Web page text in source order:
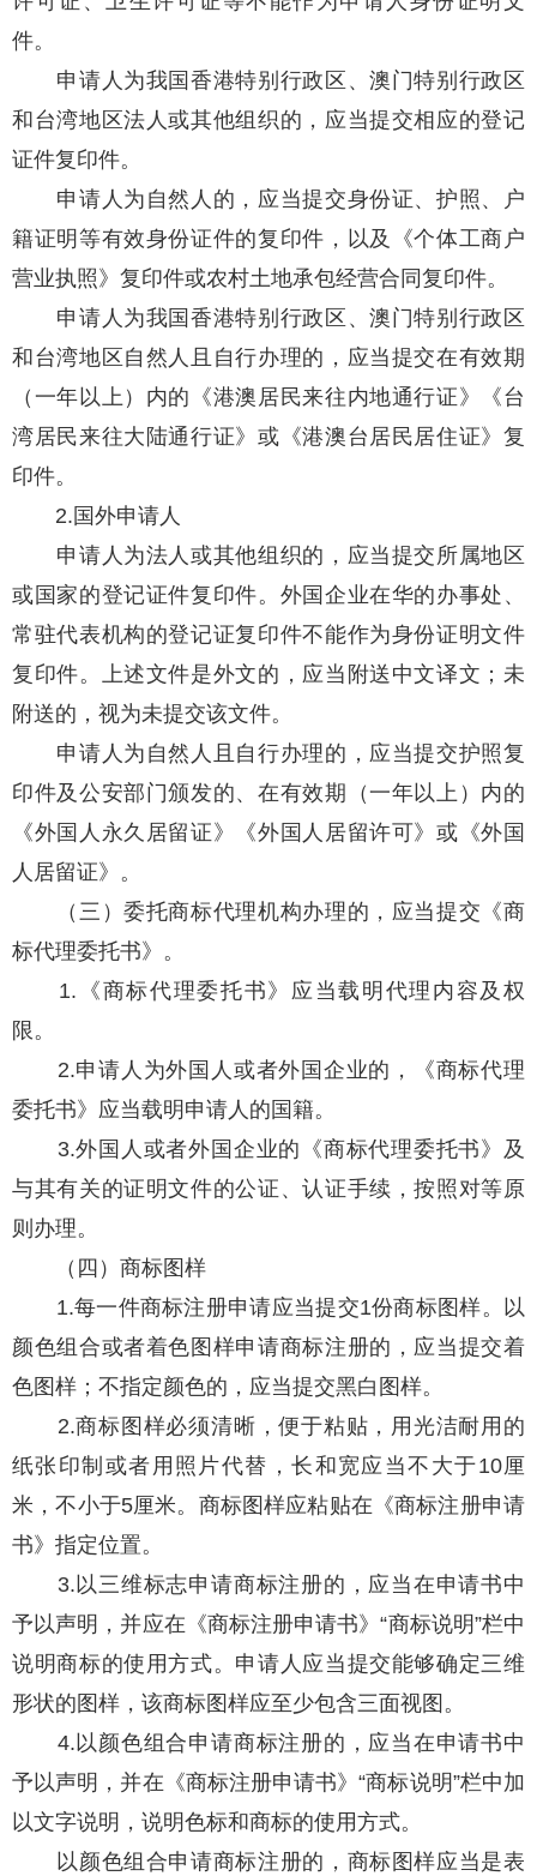
件。
申请人为我国香港特别行政区、澳门特别行政区
和台湾地区法人或其他组织的，应当提交相应的登记
证件复印件。
申请人为自然人的，应当提交身份证、护照、户
籍证明等有效身份证件的复印件，以及《个体工商户
营业执照》复印件或农村土地承包经营合同复印件。
申请人为我国香港特别行政区、澳门特别行政区
和台湾地区自然人且自行办理的，应当提交在有效期
（一年以上）内的《港澳居民来往内地通行证》《台
湾居民来往大陆通行证》或《港澳台居民居住证》复
印件。
2.国外申请人
申请人为法人或其他组织的，应当提交所属地区
或国家的登记证件复印件。外国企业在华的办事处、
常驻代表机构的登记证复印件不能作为身份证明文件
复印件。上述文件是外文的，应当附送中文译文；未
附送的，视为未提交该文件。
申请人为自然人且自行办理的，应当提交护照复
印件及公安部门颁发的、在有效期（一年以上）内的
《外国人永久居留证》《外国人居留许可》或《外国
人居留证》。
（三）委托商标代理机构办理的，应当提交《商
标代理委托书》。
1.《商标代理委托书》应当载明代理内容及权
限。
2.申请人为外国人或者外国企业的，《商标代理
委托书》应当载明申请人的国籍。
3.外国人或者外国企业的《商标代理委托书》及
与其有关的证明文件的公证、认证手续，按照对等原
则办理。
（四）商标图样
1.每一件商标注册申请应当提交1份商标图样。以
颜色组合或者着色图样申请商标注册的，应当提交着
色图样；不指定颜色的，应当提交黑白图样。
2.商标图样必须清晰，便于粘贴，用光洁耐用的
纸张印制或者用照片代替，长和宽应当不大于10厘
米，不小于5厘米。商标图样应粘贴在《商标注册申请
书》指定位置。
3.以三维标志申请商标注册的，应当在申请书中
予以声明，并应在《商标注册申请书》“商标说明”栏中
说明商标的使用方式。申请人应当提交能够确定三维
形状的图样，该商标图样应至少包含三面视图。
4.以颜色组合申请商标注册的，应当在申请书中
予以声明，并在《商标注册申请书》“商标说明”栏中加
以文字说明，说明色标和商标的使用方式。
以颜色组合申请商标注册的，商标图样应当是表